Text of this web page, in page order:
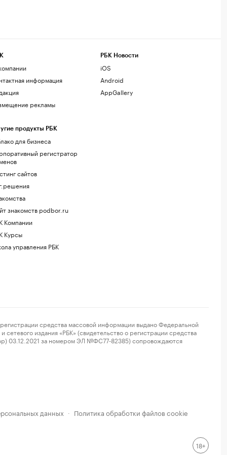
информация
рекламы
продукты РБК
для бизнеса
регистратор
сайтов
знакомств podbor.ru
Компании
Курсы
управления РБК
РБК Новости
iOS
Android
AppGallery
средства массовой информации выдано Федеральной
издания «РБК» (свидетельство о регистрации средства
03.12.2021 за номером ЭЛ №ФС77-82385) сопровождаются
данных · Политика обработки файлов cookie
18+